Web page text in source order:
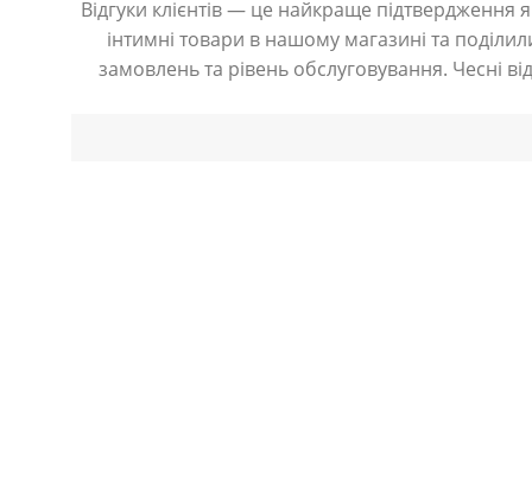
Відгуки клієнтів — це найкраще підтвердження
інтимні товари в нашому магазині та
замовлень та рівень обслуговування. Чесні